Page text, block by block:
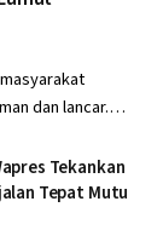
dan lancar.…
Tekankan
Tepat Mutu